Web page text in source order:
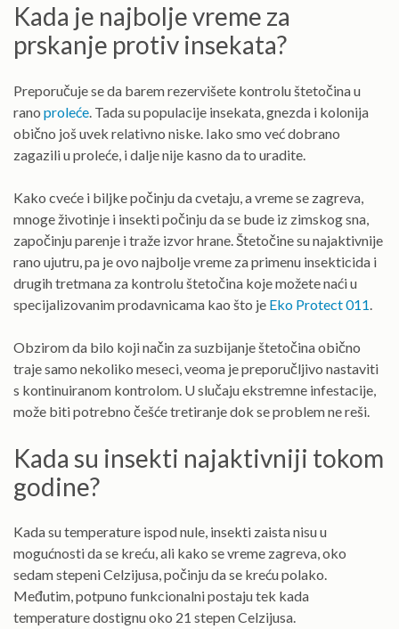
Kada je najbolje vreme za
prskanje protiv insekata?
Preporučuje se da barem rezervišete kontrolu štetočina u
rano proleće . Tada su populacije insekata, gnezda i kolonija
obično još uvek relativno niske. Iako smo već dobrano
zagazili u proleće, i dalje nije kasno da to uradite.
Kako cveće i biljke počinju da cvetaju, a vreme se zagreva,
mnoge životinje i insekti počinju da se bude iz zimskog sna,
započinju parenje i traže izvor hrane. Štetočine su najaktivnije
rano ujutru, pa je ovo najbolje vreme za primenu insekticida i
drugih tretmana za kontrolu štetočina koje možete naći u
specijalizovanim prodavnicama kao što je Eko Protect 011
Obzirom da bilo koji način za suzbijanje štetočina obično
traje samo nekoliko meseci, veoma je preporučljivo nastaviti
s kontinuiranom kontrolom. U slučaju ekstremne infestacije,
može biti potrebno češće tretiranje dok se problem ne reši.
Kada su insekti najaktivniji tokom
godine?
Kada su temperature ispod nule, insekti zaista nisu u
mogućnosti da se kreću, ali kako se vreme zagreva, oko
sedam stepeni Celzijusa, počinju da se kreću polako.
Međutim, potpuno funkcionalni postaju tek kada
temperature dostignu oko 21 stepen Celzijusa.